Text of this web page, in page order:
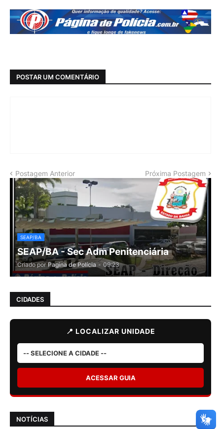
POSTAR UM COMENTÁRIO
Postagem Anterior Próxima Postagem
SEAP/BA
SEAP/BA - Sec Adm Penitenciária
Criado por Pagina de Polícia - 09:23
CIDADES
📍 LOCALIZAR UNIDADE
ACESSAR GUIA
NOTÍCIAS